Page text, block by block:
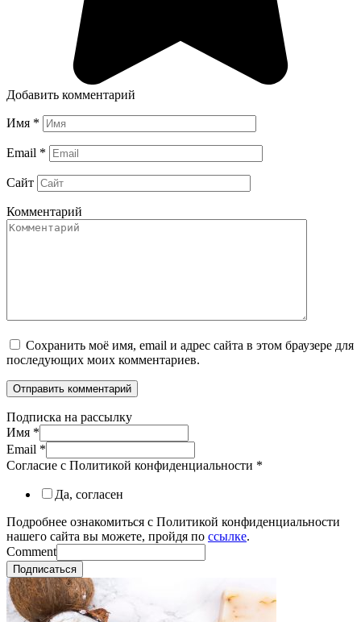
Добавить комментарий
Имя *
Email *
Сайт
Комментарий
Сохранить моё имя, email и адрес сайта в этом браузере для
последующих моих комментариев.
Подписка на рассылку
Имя *
Email *
Согласие с Политикой конфиденциальности *
Да, согласен
Подробнее ознакомиться с Политикой конфиденциальности
нашего сайта вы можете, пройдя по ссылке.
Comment
Подписаться